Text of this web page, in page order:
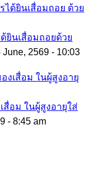
ยินเสื่อมถอยด้วย
June, 2569 - 10:03
สื่อม ในผู้สูงอายุใส่
- 8:45 am